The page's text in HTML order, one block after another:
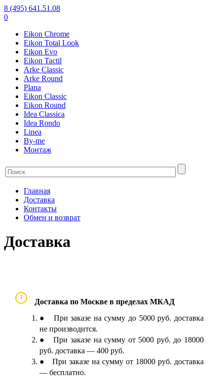
8 (495) 641.51.08
0
Eikon Chrome
Eikon Total Look
Eikon Evo
Eikon Tactil
Arke Classic
Arke Round
Plana
Eikon Classic
Eikon Round
Idea Classica
Idea Rondo
Linea
By-me
Монтаж
Главная
Доставка
Контакты
Обмен и возврат
Доставка
1
Доставка по Москве в пределах МКАД
● При заказе на сумму до 5000 руб. доставка
не производится.
● При заказе на сумму от 5000 руб. до 18000
руб. доставка — 400 руб.
● При заказе на сумму от 18000 руб. доставка
— бесплатно.